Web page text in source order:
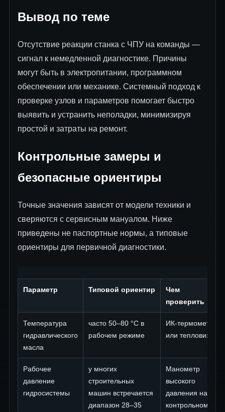
Вывод по теме
Отсутствие реакции станка с ЧПУ на команды —
сигнал к немедленной диагностике. Причины
могут быть в электропитании, программном
обеспечении или механике. Системный подход к
проверке узлов и параметров помогает быстро
выявить и устранить неполадки, минимизируя
простой и затраты на ремонт.
Контрольные замеры и
безопасные ориентиры
Точные значения зависят от модели техники и
сверяются с сервисным мануалом. Ниже
приведены не паспортные нормы, а типовые
ориентиры для первичной диагностики.
Параметр Типовой ориентир
Чем
проверить
Температура
гидравлического
масла
часто 50–80 °C в
рабочем режиме
ИК-термометр
или тепловизор
Рабочее
давление
гидросистемы
у многих
строительных
машин встречается
диапазон 28–35
Манометр
высокого
давления на
контрольном